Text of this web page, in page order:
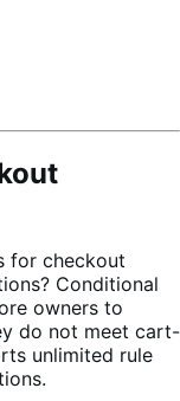
for checkout
Conditional
owners to
do not meet cart-
unlimited rule